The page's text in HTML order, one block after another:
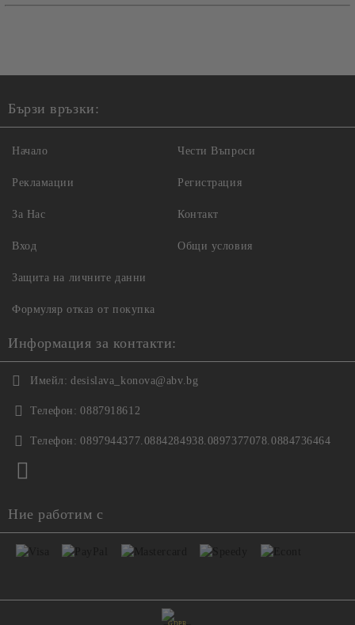
Бързи връзки:
Начало
Рекламации
За Нас
Вход
Чести Въпроси
Регистрация
Контакт
Общи условия
Защита на личните данни
Формуляр отказ от покупка
Информация за контакти:
Имейл: desislava_konova@abv.bg
Телефон: 0887918612
Телефон: 0897944377.0884284938.0897377078.0884736464
Ние работим с